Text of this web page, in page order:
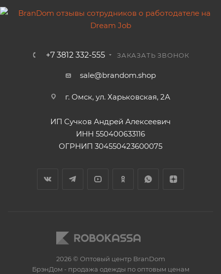
+7 3812 332-555 ЗАКАЗАТЬ ЗВОНОК
sale@brandom.shop
г. Омск, ул. Харьковская, 2А
ИП Сучков Андрей Алексеевич
ИНН 550400633116
ОГРНИП 304550423600075
2026 © Оптовый центр BranDom
БрэнДом - продажа одежды по оптовым ценам